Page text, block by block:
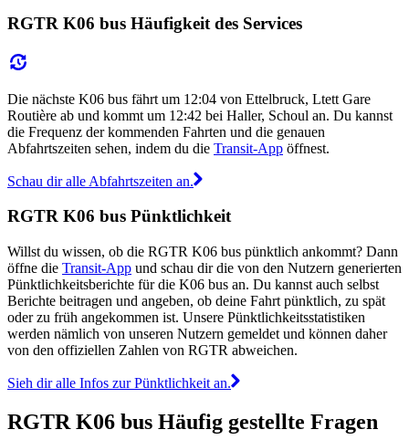
RGTR K06 bus Häufigkeit des Services
Die nächste K06 bus fährt um 12:04 von Ettelbruck, Ltett Gare
Routière ab und kommt um 12:42 bei Haller, Schoul an. Du kannst
die Frequenz der kommenden Fahrten und die genauen
Abfahrtszeiten sehen, indem du die Transit-App öffnest.
Schau dir alle Abfahrtszeiten an.
RGTR K06 bus Pünktlichkeit
Willst du wissen, ob die RGTR K06 bus pünktlich ankommt? Dann
öffne die Transit-App und schau dir die von den Nutzern generierten
Pünktlichkeitsberichte für die K06 bus an. Du kannst auch selbst
Berichte beitragen und angeben, ob deine Fahrt pünktlich, zu spät
oder zu früh angekommen ist. Unsere Pünktlichkeitsstatistiken
werden nämlich von unseren Nutzern gemeldet und können daher
von den offiziellen Zahlen von RGTR abweichen.
Sieh dir alle Infos zur Pünktlichkeit an.
RGTR K06 bus Häufig gestellte Fragen